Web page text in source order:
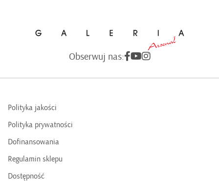
Obserwuj nas:
Polityka jakości
Polityka prywatności
Dofinansowania
Regulamin sklepu
Dostępność